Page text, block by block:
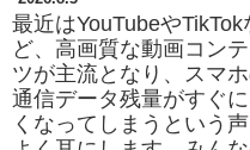
最近はYouTubeやTikTok
ど、高画質な動画コン
ツが主流となり、スマ
通信データ残量がすぐ
くなってしまうという